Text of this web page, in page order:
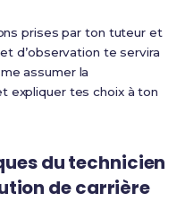
prises par ton tuteur et
d’observation te servira
assumer la
expliquer tes choix à ton
du technicien
de carrière